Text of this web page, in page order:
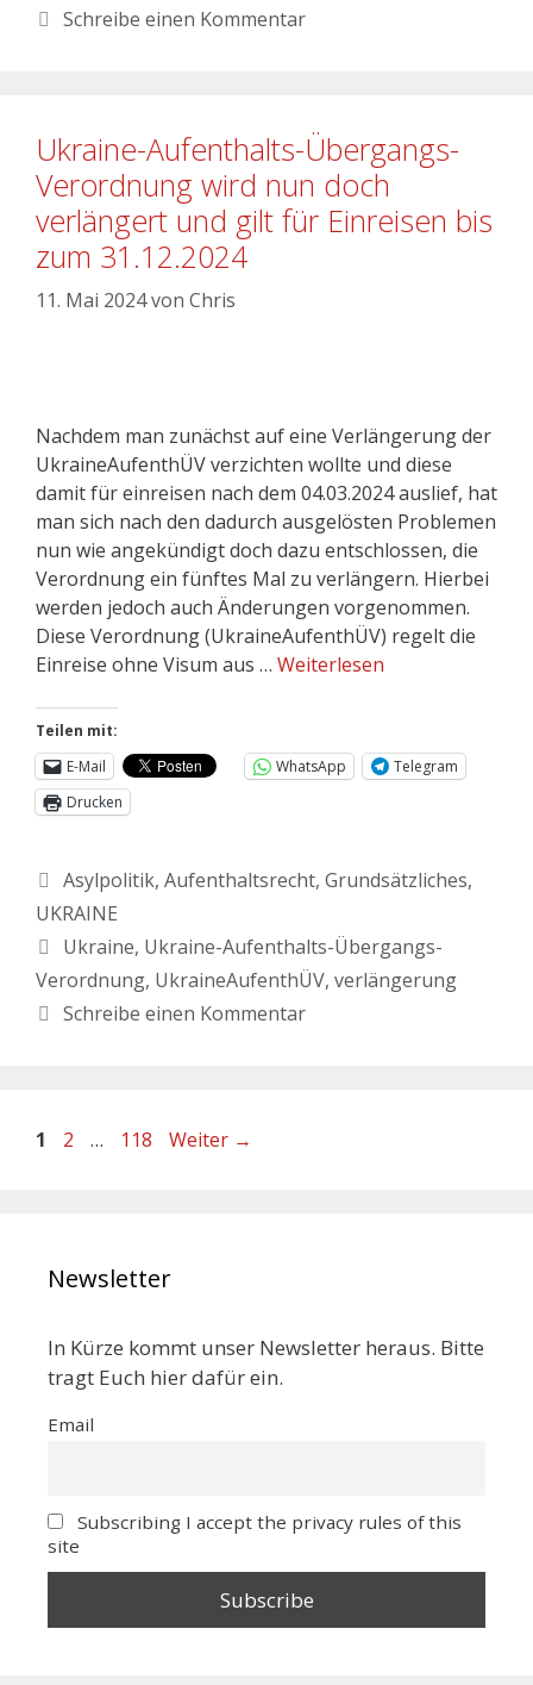
Schreibe einen Kommentar
Ukraine-Aufenthalts-Übergangs-
Verordnung wird nun doch
verlängert und gilt für Einreisen bis
zum 31.12.2024
11. Mai 2024von Chris
Nachdem man zunächst auf eine Verlängerung der
UkraineAufenthÜV verzichten wollte und diese
damit für einreisen nach dem 04.03.2024 auslief, hat
man sich nach den dadurch ausgelösten Problemen
nun wie angekündigt doch dazu entschlossen, die
Verordnung ein fünftes Mal zu verlängern. Hierbei
werden jedoch auch Änderungen vorgenommen.
Diese Verordnung (UkraineAufenthÜV) regelt die
Einreise ohne Visum aus … Weiterlesen
Teilen mit:
E-Mail
WhatsApp
Telegram
Drucken
Asylpolitik, Aufenthaltsrecht, Grundsätzliches,
UKRAINE
Ukraine, Ukraine-Aufenthalts-Übergangs-
Verordnung, UkraineAufenthÜV, verlängerung
Schreibe einen Kommentar
1 2 … 118 Weiter →
Newsletter
In Kürze kommt unser Newsletter heraus. Bitte
tragt Euch hier dafür ein.
Email
Subscribing I accept the privacy rules of this
site